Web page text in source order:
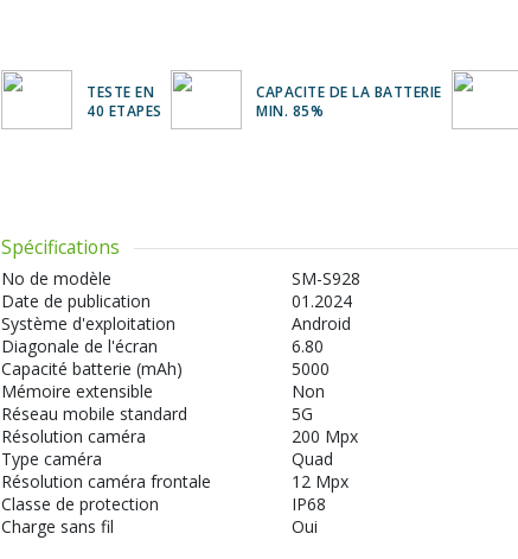
TESTE EN
40 ETAPES
CAPACITE DE LA BATTERIE
MIN. 85%
Spécifications
No de modèle
SM-S928
Date de publication
01.2024
Système d'exploitation
Android
Diagonale de l'écran
6.80
Capacité batterie (mAh)
5000
Mémoire extensible
Non
Réseau mobile standard
5G
Résolution caméra
200 Mpx
Type caméra
Quad
Résolution caméra frontale
12 Mpx
Classe de protection
IP68
Charge sans fil
Oui